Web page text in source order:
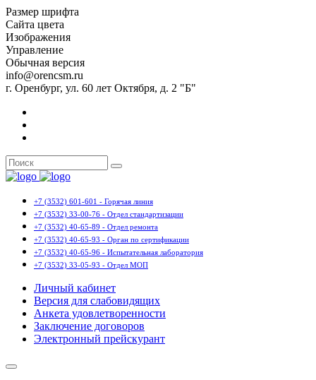
Размер шрифта
Сайта цвета
Изображения
Управление
Обычная версия
info@orencsm.ru
г. Оренбург, ул. 60 лет Октября, д. 2 "Б"
+7 (3532) 601-601 - Горячая линия
+7 (3532) 33-00-76 - Отдел стандартизации
+7 (3532) 40-65-89 - Отдел ремонта
+7 (3532) 40-65-93 - Орган по сертификации
+7 (3532) 40-65-96 - Испытательная лаборатория
+7 (3532) 33-05-93 - Отдел МОП
Личный кабинет
Версия для слабовидящих
Анкета удовлетворенности
Заключение договоров
Электронный прейскурант